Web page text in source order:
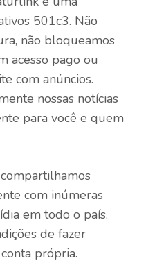
501c3. Não
não bloqueamos
acesso pago ou
com anúncios.
nossas notícias
para você e quem
com inúmeras
em todo o país.
de fazer
própria.